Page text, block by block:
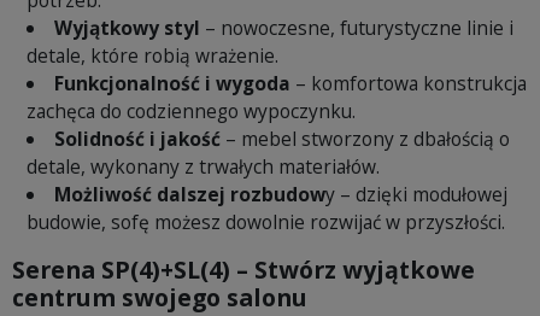
Wyjątkowy styl – nowoczesne, futurystyczne linie i
detale, które robią wrażenie.
Funkcjonalność i wygoda – komfortowa konstrukcja
zachęca do codziennego wypoczynku.
Solidność i jakość– mebel stworzony z dbałością o
detale, wykonany z trwałych materiałów.
Możliwość dalszej rozbudowy – dzięki modułowej
budowie, sofę możesz dowolnie rozwijać w przyszłości.
Serena SP(4)+SL(4) – Stwórz wyjątkowe
centrum swojego salonu